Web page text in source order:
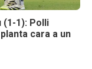
(1-1): Polli
cara a un